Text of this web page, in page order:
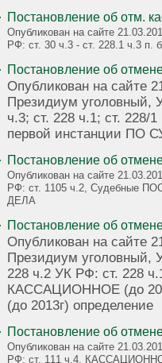
Постановление об отм.
Опубликован на сайте
РФ: ст. 30 ч.3 - ст. 228.1 ч.3
Постановление об
Опубликован на сайте
Президиум уголовный,
ч.3; ст. 228 ч.1; ст.
первой инстанции ПО
Постановление об
Опубликован на сайте
РФ: ст. 1105 ч.2, Судебные ПОСТАНОВЛЕНИЯ первой инстанции ПО СУЩЕСТВУ
ДЕЛА
Постановление об
Опубликован на сайте
Президиум уголовный, УК РФ: ст. 30 ч.3,
228 ч.2 УК РФ: ст. 228 ч.1; ст. 30 ч.3 - ст. 228.1 ч.2 п. б,
КАССАЦИОННОЕ (до
(до 2013г) определение
Постановление об
Опубликован на сайте
РФ: ст. 111 ч.4,